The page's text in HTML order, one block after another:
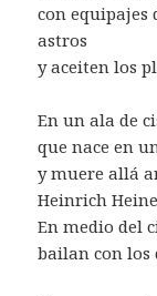
con equipajes
astros
y aceiten los
En un ala de
que nace en
y muere allá
Heinrich
En medio del
bailan con los